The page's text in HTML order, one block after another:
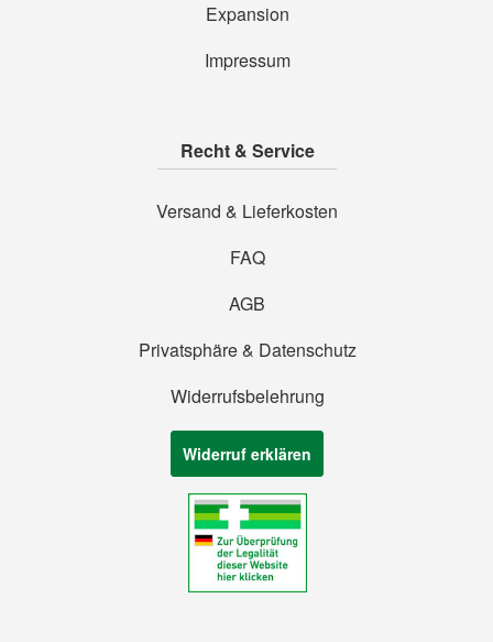
Expansion
Impressum
Recht & Service
Versand & Lieferkosten
FAQ
AGB
Privatsphäre & Datenschutz
Widerrufsbelehrung
Widerruf erklären